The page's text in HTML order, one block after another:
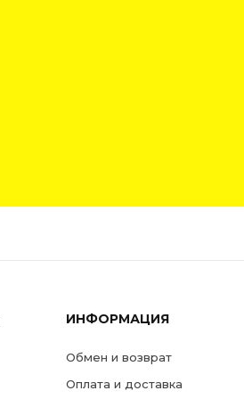
магнитных кнопках, объем по талии
Предусмотрена двойная
воротником-стойкой спереди
нескольких положениях (утяжка по
Обмен и возврат
Оплата и доставка
ИНФОРМАЦИЯ